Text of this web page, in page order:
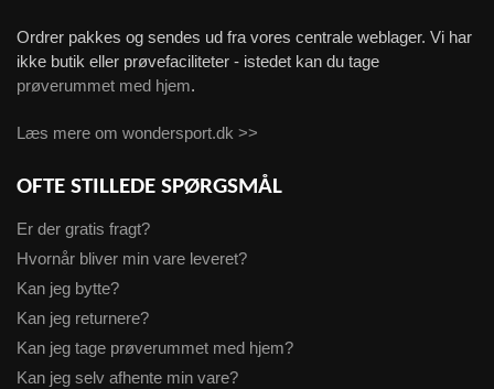
Ordrer pakkes og sendes ud fra vores centrale weblager. Vi har
ikke butik eller prøvefaciliteter - istedet kan du tage
prøverummet med hjem.
Læs mere om wondersport.dk >>
OFTE STILLEDE SPØRGSMÅL
Er der gratis fragt?
Hvornår bliver min vare leveret?
Kan jeg bytte?
Kan jeg returnere?
Kan jeg tage prøverummet med hjem?
Kan jeg selv afhente min vare?